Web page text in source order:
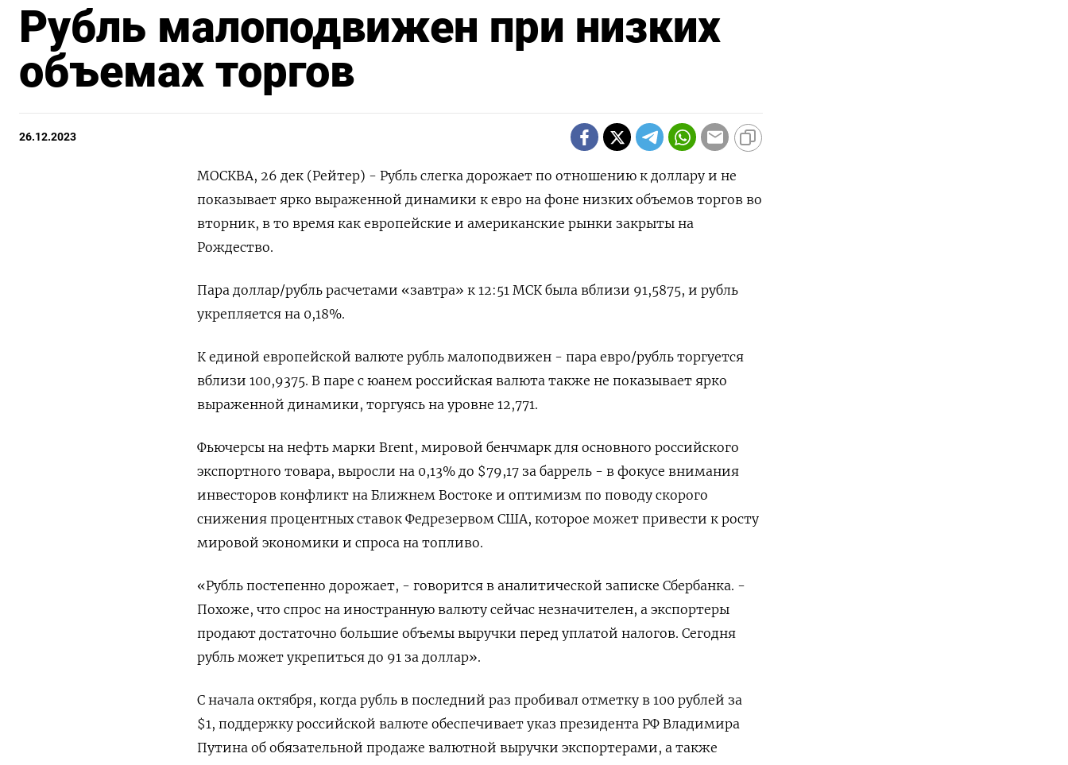
Рубль малоподвижен при низких
объемах торгов
26.12.2023
МОСКВА, 26 дек (Рейтер) - Рубль слегка дорожает по отношению к доллару и не
показывает ярко выраженной динамики к евро на фоне низких объемов торгов во
вторник, в то время как европейские и американские рынки закрыты на
Рождество.
Пара доллар/рубль расчетами «завтра» к 12:51 МСК была вблизи 91,5875​​, и рубль
укрепляется на 0,18%.
К единой европейской валюте рубль малоподвижен - пара евро/рубль торгуется
вблизи 100,9375. В паре с юанем российская валюта также не показывает ярко
выраженной динамики, торгуясь на уровне​ 12,771.​
Фьючерсы на нефть марки Brent, мировой бенчмарк для основного российского
экспортного товара, выросли на 0,13% до $79,17 за баррель - в фокусе внимания
инвесторов конфликт на Ближнем Востоке и оптимизм по поводу скорого
снижения процентных ставок Федрезервом США, которое может привести к росту
мировой экономики и спроса на топливо.
«Рубль постепенно дорожает, - говорится в аналитической записке Сбербанка. -
Похоже, что спрос на иностранную валюту сейчас незначителен, а экспортеры
продают достаточно большие объемы выручки перед уплатой налогов. Сегодня
рубль может укрепиться до 91 за доллар».
С начала октября, когда рубль в последний раз пробивал отметку в 100 рублей за
$1, поддержку российской валюте обеспечивает указ президента РФ Владимира
Путина об обязательной продаже валютной выручки экспортерами, а также